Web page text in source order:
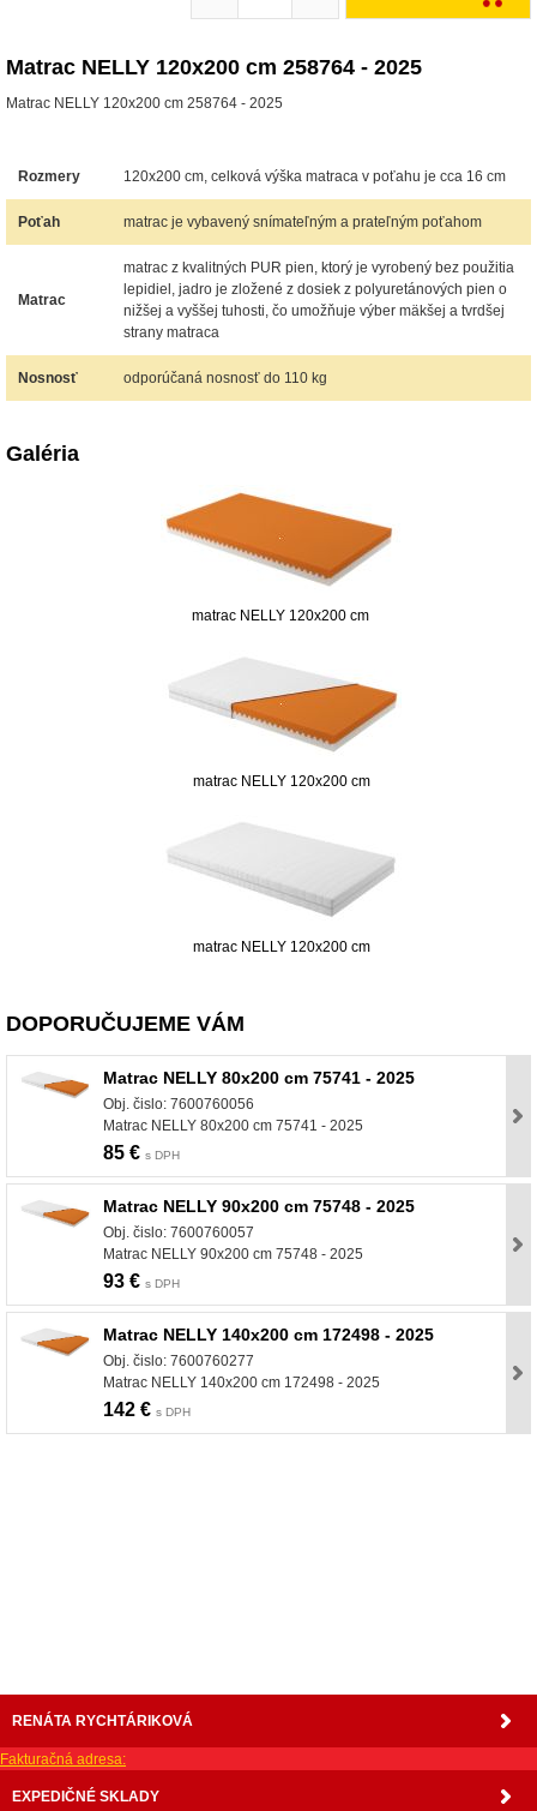
Matrac NELLY 120x200 cm 258764 - 2025
Matrac NELLY 120x200 cm 258764 - 2025
Rozmery 120x200 cm, celková výška matraca v poťahu je cca 16 cm
Poťah matrac je vybavený snímateľným a prateľným poťahom
Matrac
matrac z kvalitných PUR pien, ktorý je vyrobený bez použitia
lepidiel, jadro je zložené z dosiek z polyuretánových pien o
nižšej a vyššej tuhosti, čo umožňuje výber mäkšej a tvrdšej
strany matraca
Nosnosť odporúčaná nosnosť do 110 kg
Galéria
matrac NELLY 120x200 cm
matrac NELLY 120x200 cm
matrac NELLY 120x200 cm
DOPORUČUJEME VÁM
Matrac NELLY 80x200 cm 75741 - 2025
Obj. čislo: 7600760056
Matrac NELLY 80x200 cm 75741 - 2025
85 € s DPH
Matrac NELLY 90x200 cm 75748 - 2025
Obj. čislo: 7600760057
Matrac NELLY 90x200 cm 75748 - 2025
93 € s DPH
Matrac NELLY 140x200 cm 172498 - 2025
Obj. čislo: 7600760277
Matrac NELLY 140x200 cm 172498 - 2025
142 € s DPH
RENÁTA RYCHTÁRIKOVÁ
Fakturačná adresa:
EXPEDIČNÉ SKLADY